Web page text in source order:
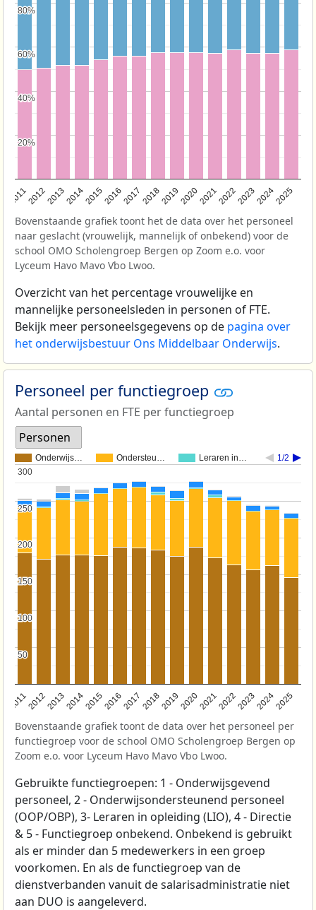
201120122013201420152016201720182019202020212022202320242025
20%
20%
40%
40%
60%
60%
80%
80%
Bovenstaande grafiek toont het de data over het personeel
naar geslacht (vrouwelijk, mannelijk of onbekend) voor de
school OMO Scholengroep Bergen op Zoom e.o. voor
Lyceum Havo Mavo Vbo Lwoo.
Overzicht van het percentage vrouwelijke en
mannelijke personeelsleden in personen of FTE.
Bekijk meer personeelsgegevens op de pagina over
het onderwijsbestuur Ons Middelbaar Onderwijs.
Personeel per functiegroep
Aantal personen en FTE per functiegroep
Personen
Onderwijs… Ondersteu… Leraren in… 1/2
201120122013201420152016201720182019202020212022202320242025
50
50
100
100
150
150
200
200
250
250
300
300
Bovenstaande grafiek toont de data over het personeel per
functiegroep voor de school OMO Scholengroep Bergen op
Zoom e.o. voor Lyceum Havo Mavo Vbo Lwoo.
Gebruikte functiegroepen: 1 - Onderwijsgevend
personeel, 2 - Onderwijsondersteunend personeel
(OOP/OBP), 3- Leraren in opleiding (LIO), 4 - Directie
& 5 - Functiegroep onbekend. Onbekend is gebruikt
als er minder dan 5 medewerkers in een groep
voorkomen. En als de functiegroep van de
dienstverbanden vanuit de salarisadministratie niet
aan DUO is aangeleverd.